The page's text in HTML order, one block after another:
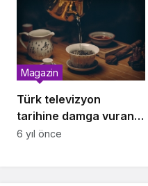
Türk televizyon
tarihine damga vuran,
bir kere denk
Magazin
6 yıl önce